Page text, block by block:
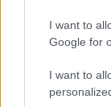
I want to
Google for
I want to
rendezniük. Itt
szerepel egy-